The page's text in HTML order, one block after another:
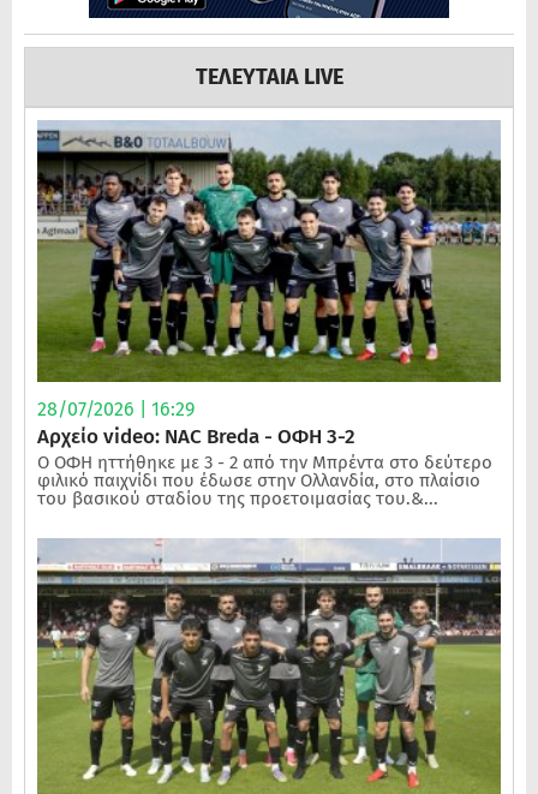
ΤΕΛΕΥΤΑΙΑ LIVE
28/07/2026 | 16:29
Αρχείο video: NAC Breda - ΟΦΗ 3-2
Ο ΟΦΗ ηττήθηκε με 3 - 2 από την Μπρέντα στο δεύτερο
φιλικό παιχνίδι που έδωσε στην Ολλανδία, στο πλαίσιο
του βασικού σταδίου της προετοιμασίας του.&...